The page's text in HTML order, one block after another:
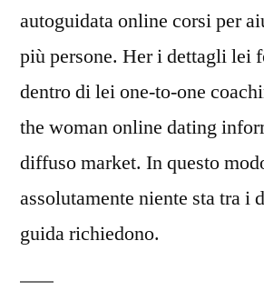
autoguidata online corsi per
più persone. Her i dettagli lei
dentro di lei one-to-one
the woman online dating
diffuso market. In questo
assolutamente niente sta tra i
guida richiedono.